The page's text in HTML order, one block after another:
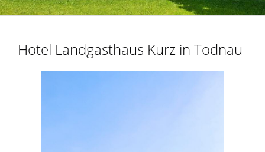
Hotel Landgasthaus Kurz in Todnau